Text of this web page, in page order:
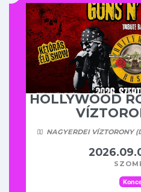
HOLLYWOOD
NAGYERDEI VÍZTORONY